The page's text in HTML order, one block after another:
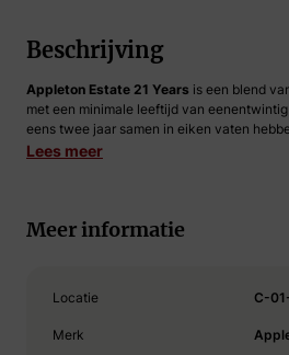
Beschrijving
Appleton Estate 21 Years is een blend
met een minimale leeftijd van
eens twee jaar samen in eiken vaten
is bijzonder vol en rijk aan nootachtige
toetsen samen met eengolf van eik
Lees meer
Meer informatie
Locatie C-
Merk